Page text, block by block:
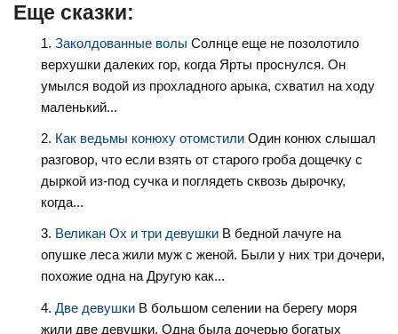
Еще сказки:
Заколдованные волы Солнце еще не позолотило
верхушки далеких гор, когда Ярты проснулся. Он
умылся водой из прохладного арыка, схватил на ходу
маленький...
Как ведьмы конюху отомстили Один конюх слышал
разговор, что если взять от старого гроба дощечку с
дыркой из-под сучка и поглядеть сквозь дырочку,
когда...
Великан Ох и три девушки В бедной лачуге на
опушке леса жили муж с женой. Были у них три дочери,
похожие одна на Другую как...
Две девушки В большом селении на берегу моря
жили две девушки. Одна была дочерью богатых